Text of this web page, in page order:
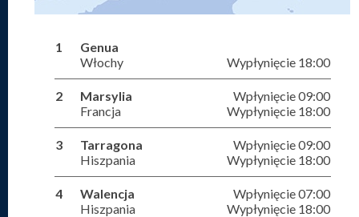
1
Genua
Włochy
Wypłynięcie 18:00
2
Marsylia
Francja
Wpłynięcie 09:00
Wypłynięcie 18:00
3
Tarragona
Hiszpania
Wpłynięcie 09:00
Wypłynięcie 18:00
4
Walencja
Hiszpania
Wpłynięcie 07:00
Wypłynięcie 18:00